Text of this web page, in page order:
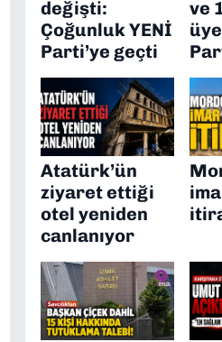
değişti:
Çoğunluk YENİ
Parti’ye geçti
ve
Atatürk’ün
ziyaret ettiği
otel yeniden
canlanıyor